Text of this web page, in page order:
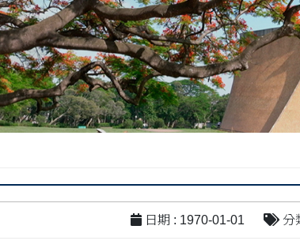
日期 : 1970-01-01 分